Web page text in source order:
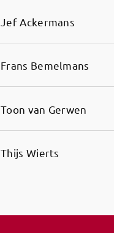
Jef Ackermans
Frans Bemelmans
Toon van Gerwen
Thijs Wierts